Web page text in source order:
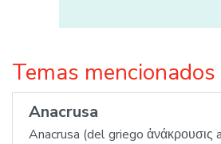
Temas mencionados
Anacrusa
Anacrusa (del griego ἀνάκρουσις